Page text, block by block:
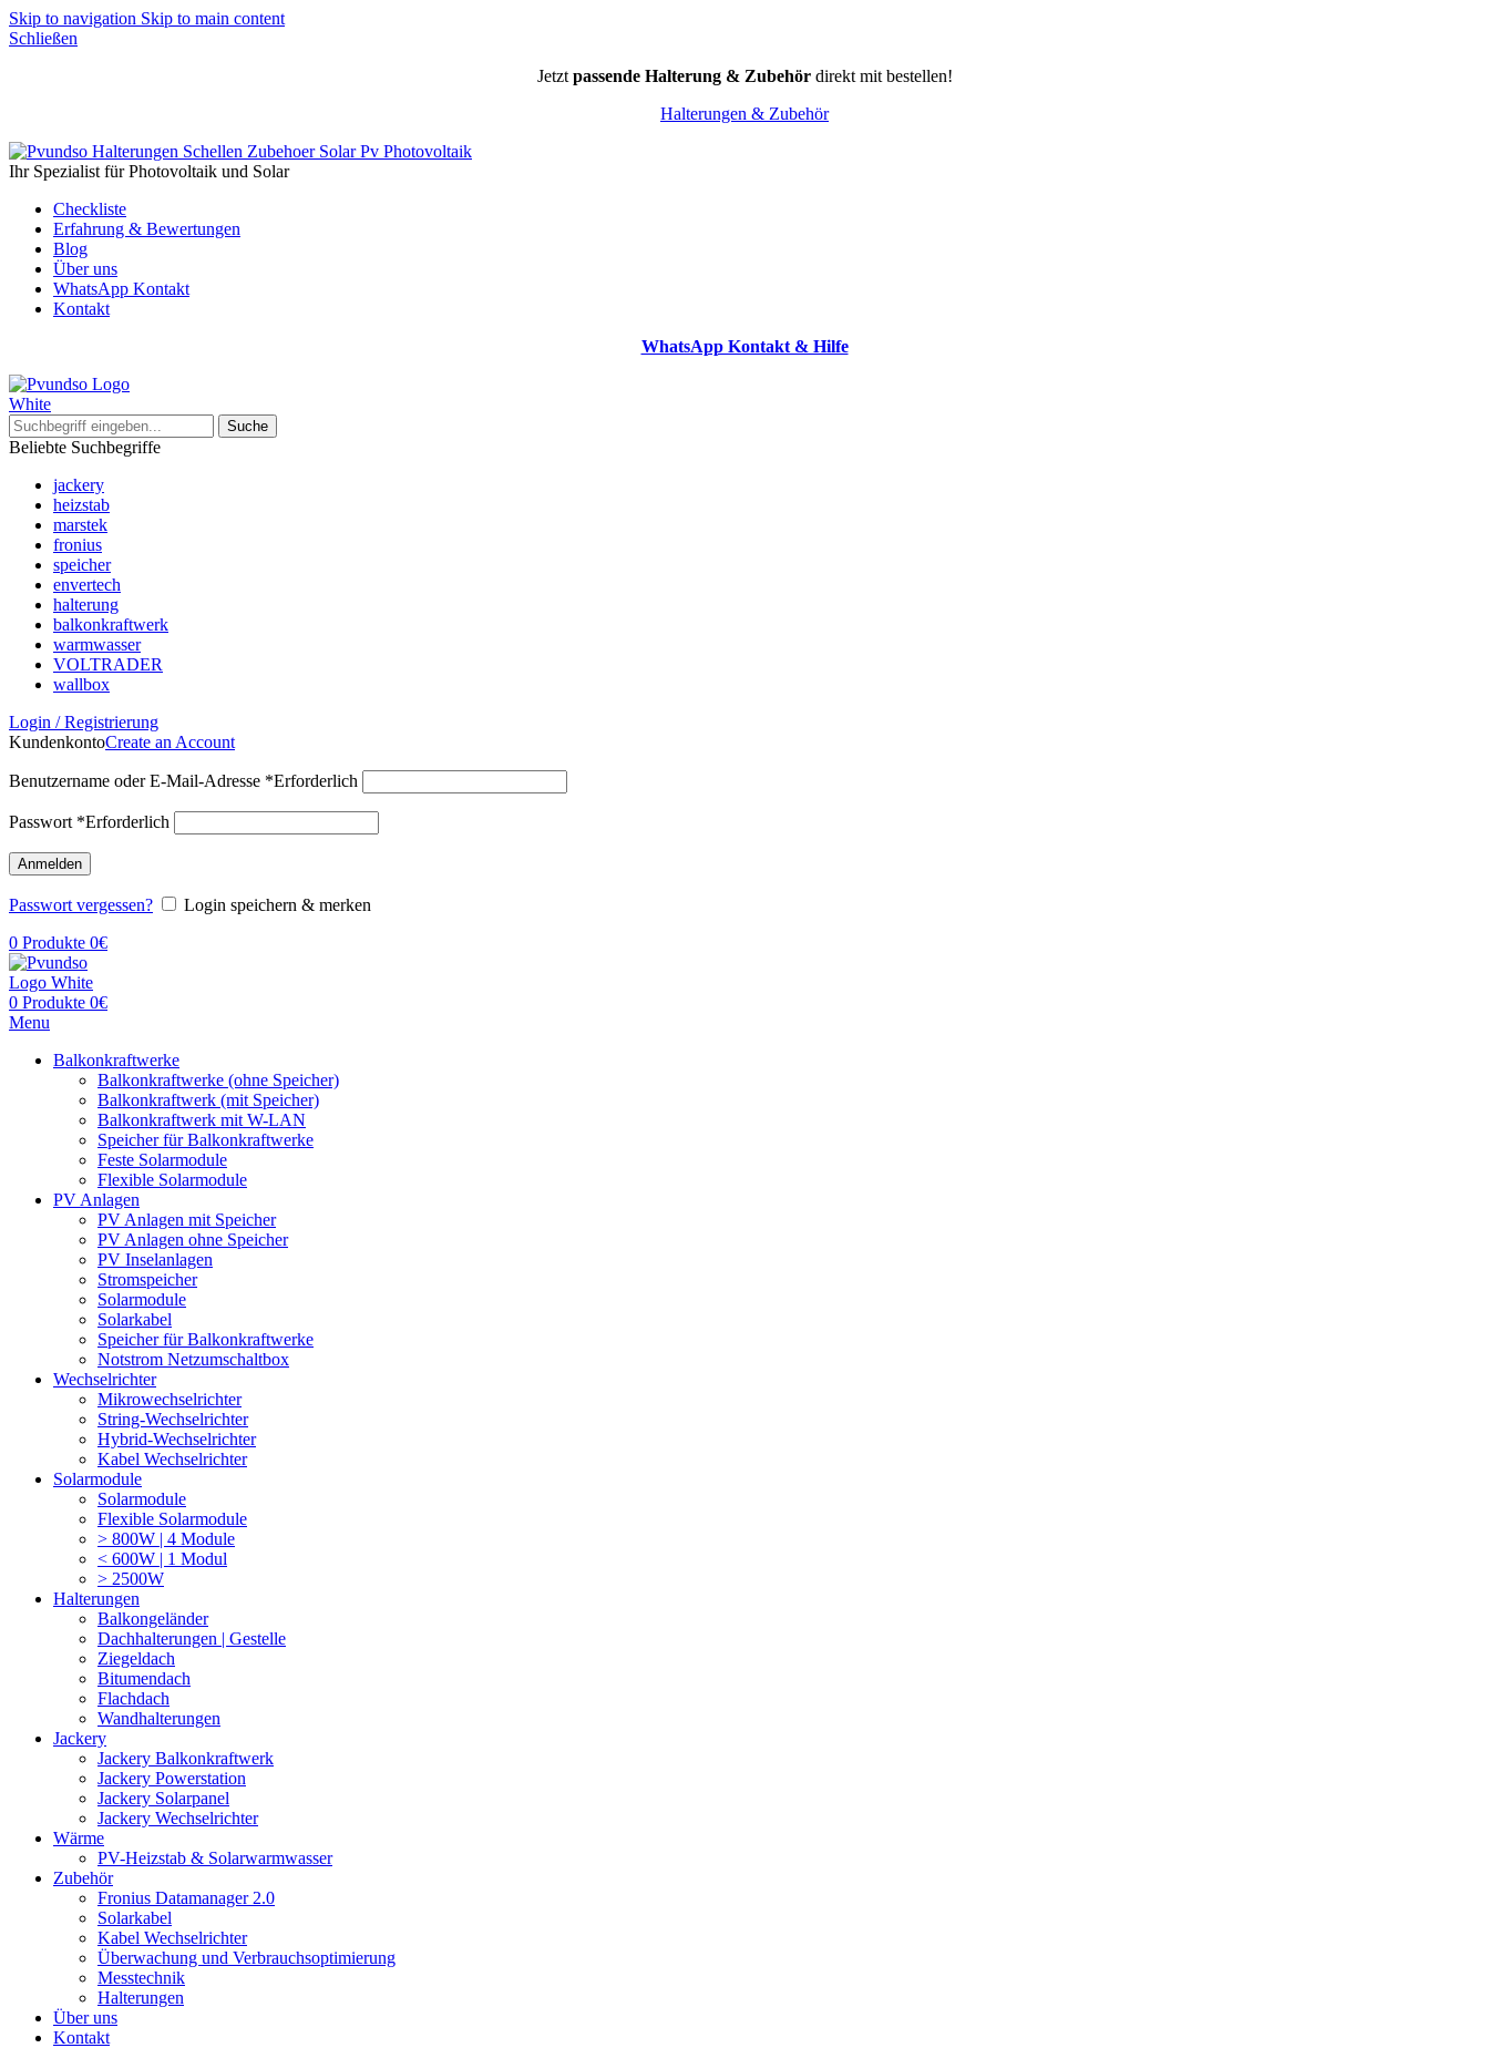
Skip to navigation Skip to main content
Schließen
Jetzt passende Halterung & Zubehördirekt mit bestellen!
Halterungen & Zubehör
Ihr Spezialist für Photovoltaik und Solar
Checkliste
Erfahrung & Bewertungen
Blog
Über uns
WhatsApp Kontakt
Kontakt
WhatsApp Kontakt & Hilfe
Suche
Beliebte Suchbegriffe
jackery
heizstab
marstek
fronius
speicher
envertech
halterung
balkonkraftwerk
warmwasser
VOLTRADER
wallbox
Login / Registrierung
KundenkontoCreate an Account
Benutzername oder E-Mail-Adresse *Erforderlich
Passwort *Erforderlich
Anmelden
Passwort vergessen?
Login speichern & merken
0 Produkte 0€
0 Produkte 0€
Menu
Balkonkraftwerke
Balkonkraftwerke (ohne Speicher)
Balkonkraftwerk (mit Speicher)
Balkonkraftwerk mit W-LAN
Speicher für Balkonkraftwerke
Feste Solarmodule
Flexible Solarmodule
PV Anlagen
PV Anlagen mit Speicher
PV Anlagen ohne Speicher
PV Inselanlagen
Stromspeicher
Solarmodule
Solarkabel
Speicher für Balkonkraftwerke
Notstrom Netzumschaltbox
Wechselrichter
Mikrowechselrichter
String-Wechselrichter
Hybrid-Wechselrichter
Kabel Wechselrichter
Solarmodule
Solarmodule
Flexible Solarmodule
> 800W | 4 Module
< 600W | 1 Modul
> 2500W
Halterungen
Balkongeländer
Dachhalterungen | Gestelle
Ziegeldach
Bitumendach
Flachdach
Wandhalterungen
Jackery
Jackery Balkonkraftwerk
Jackery Powerstation
Jackery Solarpanel
Jackery Wechselrichter
Wärme
PV-Heizstab & Solarwarmwasser
Zubehör
Fronius Datamanager 2.0
Solarkabel
Kabel Wechselrichter
Überwachung und Verbrauchsoptimierung
Messtechnik
Halterungen
Über uns
Kontakt